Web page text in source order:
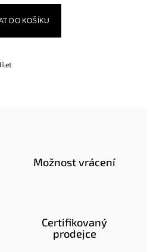
DO KOŠÍKU
Možnost vrácení
Certifikovaný
prodejce